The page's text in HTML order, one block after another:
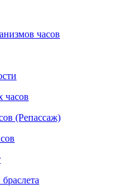
часов
часов
(Репассаж)